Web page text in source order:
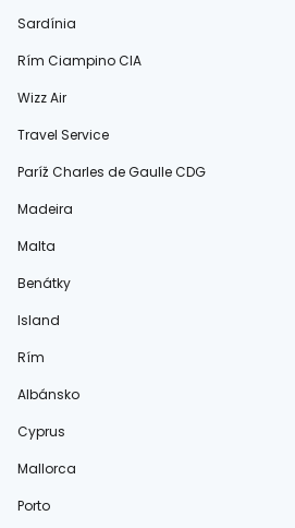
Sardínia
Rím Ciampino CIA
Wizz Air
Travel Service
Paríž Charles de Gaulle CDG
Madeira
Malta
Benátky
Island
Rím
Albánsko
Cyprus
Mallorca
Porto